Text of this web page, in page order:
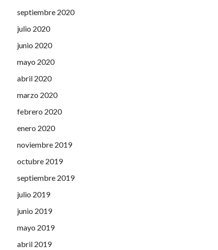
septiembre 2020
julio 2020
junio 2020
mayo 2020
abril 2020
marzo 2020
febrero 2020
enero 2020
noviembre 2019
octubre 2019
septiembre 2019
julio 2019
junio 2019
mayo 2019
abril 2019